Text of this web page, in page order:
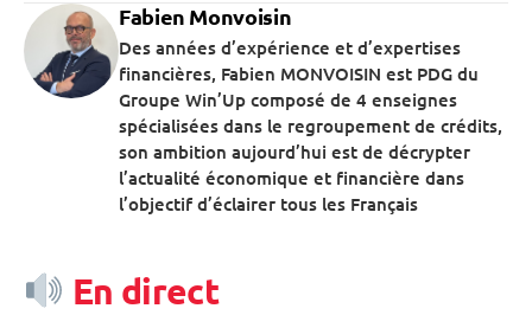
Fabien Monvoisin
Des années d’expérience et d’expertises
financières, Fabien MONVOISIN est PDG du
Groupe Win’Up composé de 4 enseignes
spécialisées dans le regroupement de crédits,
son ambition aujourd’hui est de décrypter
l’actualité économique et financière dans
l’objectif d’éclairer tous les Français
En direct